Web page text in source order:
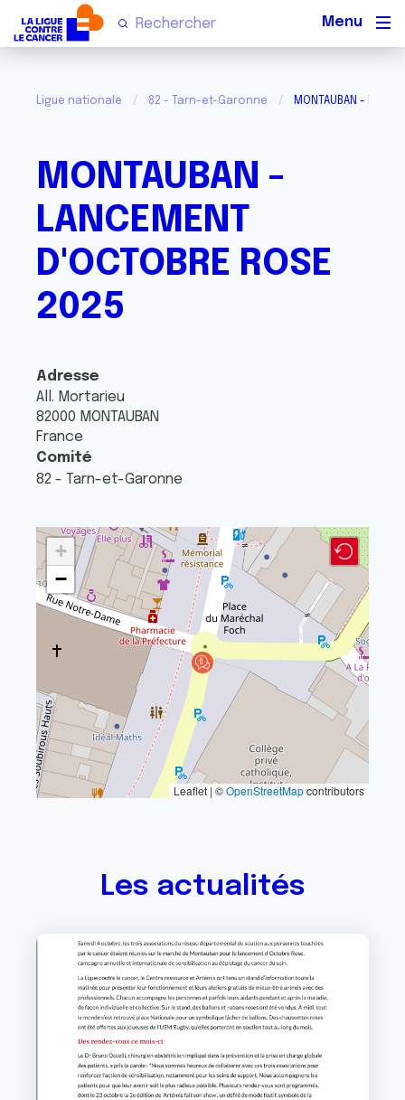
Ligue nationale 82 - Tarn-et-Garonne MONTAUBAN -
MONTAUBAN -
LANCEMENT
D'OCTOBRE ROSE
2025
Adresse
All. Mortarieu
82000 MONTAUBAN
France
Comité
82 - Tarn-et-Garonne
+
−
Leaflet | ©OpenStreetMapcontributors
Les actualités
Image